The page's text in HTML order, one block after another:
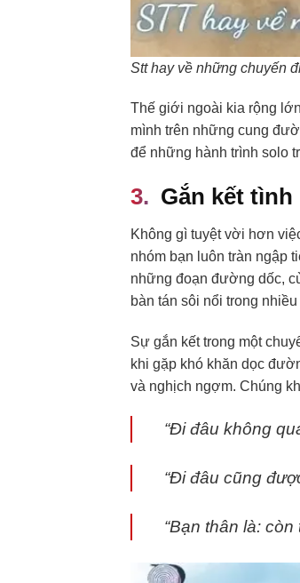
Stt hay về những chuyến
Thế giới ngoài kia rộng
mình trên những cung
để những hành trình solo
Gắn kết
Không gì tuyệt vời hơn
nhóm bạn luôn tràn ngập
những đoạn đường dốc,
bàn tán sôi nổi trong
Sự gắn kết trong một
khi gặp khó khăn dọc
và nghịch ngợm. Chúng
“Đi đâu không
“Đi đâu cũng
“Bạn thân là: